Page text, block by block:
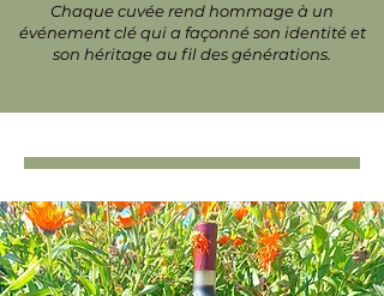
Chaque cuvée rend hommage à un
événement clé qui a façonné son identité et
son héritage au fil des générations.